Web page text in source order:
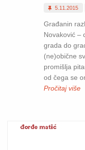
5.11.2015
Građanin
Novaković –
grada do
(ne)obične
promišlja
od čega se
Pročitaj više